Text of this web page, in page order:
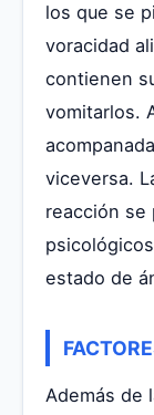
los que se
voracidad
contienen
vomitarlos.
viceversa.
reacción se
estado de
Además de